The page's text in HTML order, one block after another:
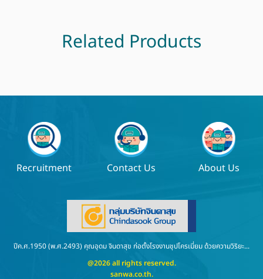
Related Products
Recruitment Contact Us About Us
ปีค.ศ.1950 (พ.ศ.2493) คุณอุดม จินดาสุข ก่อตั้งโรงงานชุปโครเมี่ยม ด้วยความวิริยะ...
@2026 all rights reserved.
sanwa.co.th.